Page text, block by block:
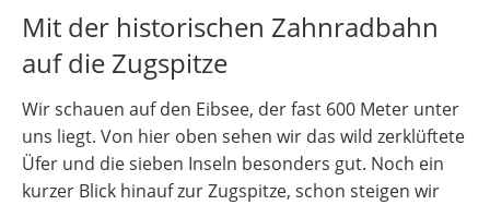
Mit der historischen Zahnradbahn
auf die Zugspitze
Wir schauen auf den Eibsee, der fast 600 Meter unter
uns liegt. Von hier oben sehen wir das wild zerklüftete
Üfer und die sieben Inseln besonders gut. Noch ein
kurzer Blick hinauf zur Zugspitze, schon steigen wir